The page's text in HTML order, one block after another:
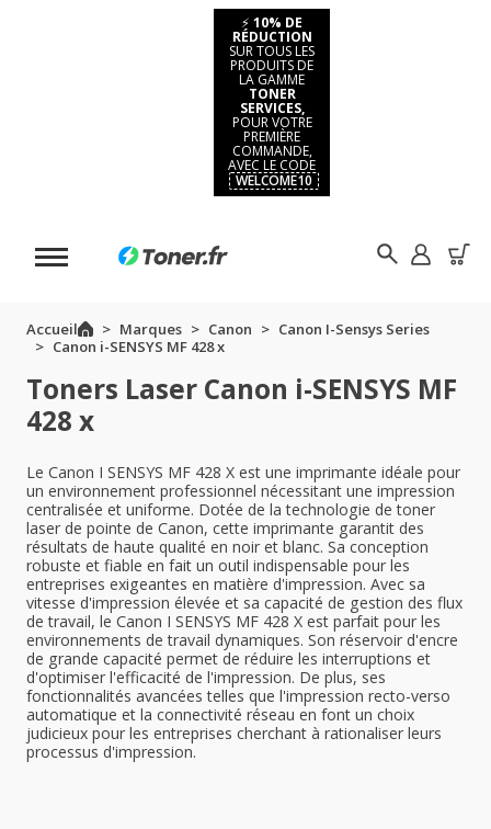
⚡ 10% DE
RÉDUCTION
SUR TOUS LES
PRODUITS DE
LA GAMME
TONER
SERVICES,
POUR VOTRE
PREMIÈRE
COMMANDE,
AVEC LE CODE
WELCOME10
Accueil Marques Canon
Canon I-Sensys Series
Canon i-SENSYS MF 428 x
Toners Laser Canon i-SENSYS MF
428 x
Le Canon I SENSYS MF 428 X est une imprimante idéale pour
un environnement professionnel nécessitant une impression
centralisée et uniforme. Dotée de la technologie de toner
laser de pointe de Canon, cette imprimante garantit des
résultats de haute qualité en noir et blanc. Sa conception
robuste et fiable en fait un outil indispensable pour les
entreprises exigeantes en matière d'impression. Avec sa
vitesse d'impression élevée et sa capacité de gestion des flux
de travail, le Canon I SENSYS MF 428 X est parfait pour les
environnements de travail dynamiques. Son réservoir d'encre
de grande capacité permet de réduire les interruptions et
d'optimiser l'efficacité de l'impression. De plus, ses
fonctionnalités avancées telles que l'impression recto-verso
automatique et la connectivité réseau en font un choix
judicieux pour les entreprises cherchant à rationaliser leurs
processus d'impression.